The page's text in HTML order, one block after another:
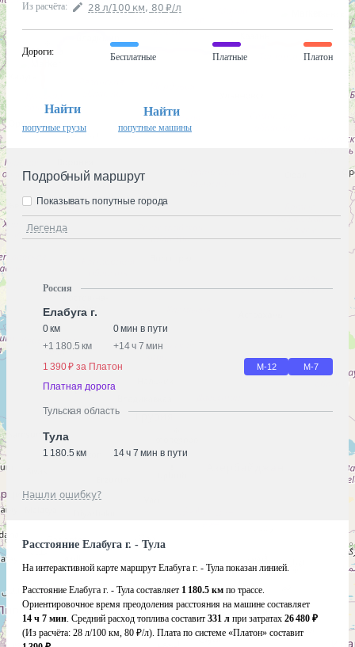
Из расчёта: 28 л/100 км, 80 ₽/л
Дороги:
Бесплатные Платные Платон
Найти
попутные грузы
Найти
попутные машины
Подробный маршрут
Легенда
Показывать попутные города
Россия
Елабуга г.
0 км
0 мин в пути
+1 180.5 км +14 ч 7 мин
1 390 ₽ за Платон
М-12 М-7
Платная дорога
Тульская область
Тула
1 180.5 км 14 ч 7 мин в пути
Нашли ошибку?
Расстояние Елабуга г. - Тула
На интерактивной карте маршрут Елабуга г. - Тула показан линией.
Расстояние Елабуга г. - Тула составляет 1 180.5 км по трассе.
Ориентировочное время преодоления расстояния на машине составляет
14 ч 7 мин. Средний расход топлива составит 331 л при затратах 26 480 ₽
(Из расчёта: 28 л/100 км, 80 ₽/л). Плата по системе «Платон» составит